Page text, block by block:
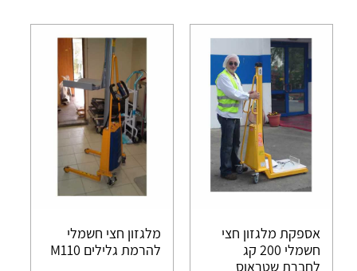
אספקת מלגזון חצי
חשמלי 200 קג
לחברת שטראוס
מלגזון חצי חשמלי
להרמת גלילים M110